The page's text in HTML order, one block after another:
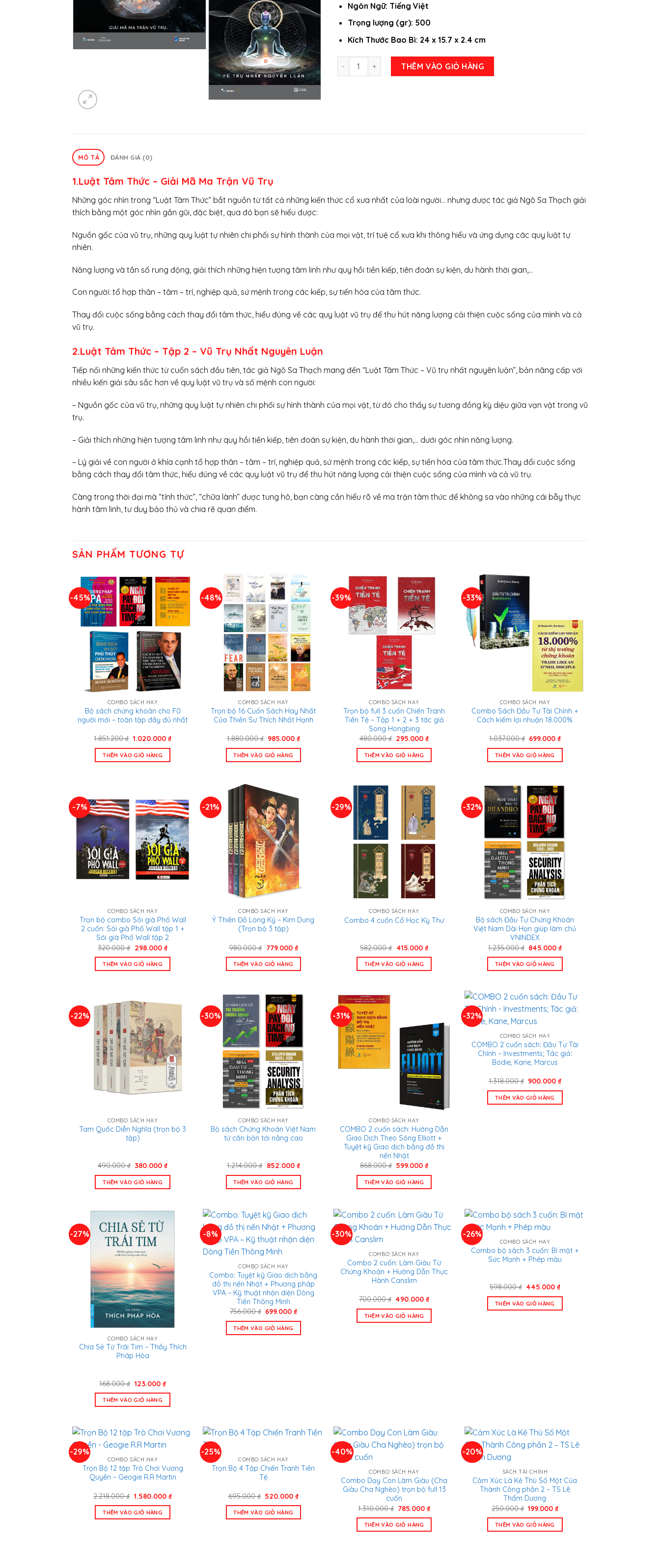
Ngôn Ngữ: Tiếng Việt
Trọng lượng (gr): 500
Kích Thước Bao Bì: 24 x 15.7 x 2.4 cm
Sách - Combo: Luật Tâm Thức (Tập 1+2) số lượng
THÊM VÀO GIỎ HÀNG
MÔ TẢ ĐÁNH GIÁ (0)
1.Luật Tâm Thức – Giải Mã Ma Trận Vũ Trụ
Những góc nhìn trong “Luật Tâm Thức” bắt nguồn từ tất cả những kiến thức cổ xưa nhất của loài người… nhưng được tác giả Ngô Sa Thạch giải
thích bằng một góc nhìn gần gũi, đặc biệt, qua đó bạn sẽ hiểu được:
Nguồn gốc của vũ trụ, những quy luật tự nhiên chi phối sự hình thành của mọi vật, trí tuệ cổ xưa khi thông hiểu và ứng dụng các quy luật tự
nhiên.
Năng lượng và tần số rung động, giải thích những hiện tượng tâm linh như quy hồi tiền kiếp, tiên đoán sự kiện, du hành thời gian,…
Con người: tổ hợp thân – tâm – trí, nghiệp quả, sứ mệnh trong các kiếp, sự tiến hóa của tâm thức.
Thay đổi cuộc sống bằng cách thay đổi tâm thức, hiểu đúng về các quy luật vũ trụ để thu hút năng lượng cải thiện cuộc sống của mình và cả
vũ trụ.
2.Luật Tâm Thức – Tập 2 – Vũ Trụ Nhất Nguyên Luận
Tiếp nối những kiến thức từ cuốn sách đầu tiên, tác giả Ngô Sa Thạch mang đến “Luật Tâm Thức – Vũ trụ nhất nguyên luận”, bản nâng cấp với
nhiều kiến giải sâu sắc hơn về quy luật vũ trụ và số mệnh con người:
– Nguồn gốc của vũ trụ, những quy luật tự nhiên chi phối sự hình thành của mọi vật, từ đó cho thấy sự tương đồng kỳ diệu giữa vạn vật trong vũ
trụ.
– Giải thích những hiện tượng tâm linh như quy hồi tiền kiếp, tiên đoán sự kiện, du hành thời gian,… dưới góc nhìn năng lượng.
– Lý giải về con người ở khía cạnh tổ hợp thân – tâm – trí, nghiệp quả, sứ mệnh trong các kiếp, sự tiến hóa của tâm thức.Thay đổi cuộc sống
bằng cách thay đổi tâm thức, hiểu đúng về các quy luật vũ trụ để thu hút năng lượng cải thiện cuộc sống của mình và cả vũ trụ.
Càng trong thời đại mà “tỉnh thức”, “chữa lành” được tung hô, bạn càng cần hiểu rõ về ma trận tâm thức để không sa vào những cái bẫy thực
hành tâm linh, tư duy bảo thủ và chia rẽ quan điểm.
SẢN PHẨM TƯƠNG TỰ
-45%
COMBO SÁCH HAY
Bộ sách chứng khoán cho F0
người mới – toàn tập đầy đủ nhất
1.851.200₫ Giá
là:
1.851.200 ₫.
1.020.000 ₫Giá
THÊM VÀO GIỎ HÀNG
-48%
COMBO SÁCH HAY
Trọn bộ 16 Cuốn Sách Hay Nhất
Của Thiền Sư Thích Nhất Hạnh
1.880.000₫ Giá
là:
1.880.000 ₫.
985.000₫Giá
tại
THÊM VÀO GIỎ HÀNG
-39%
COMBO SÁCH HAY
Trọn bộ full 3 cuốn Chiến Tranh
Tiền Tệ – Tập 1 + 2 + 3 tác giả
Song Hongbing
480.000₫ Giá
là:
480.000 ₫.
295.000₫Giá
tại
THÊM VÀO GIỎ HÀNG
-33%
COMBO SÁCH HAY
Combo Sách Đầu Tư Tài Chính +
Cách kiếm lợi nhuận 18.000%
1.037.000₫ Giá
là:
1.037.000 ₫.
699.000₫Giá
THÊM VÀO GIỎ HÀNG
-7%
COMBO SÁCH HAY
Trọn bộ combo Sói già Phố Wall
2 cuốn: Sói già Phố Wall tập 1 +
Sói già Phố Wall tập 2
320.000₫ Giá
là:
320.000 ₫.
298.000 ₫Giá
là:
THÊM VÀO GIỎ HÀNG
-21%
COMBO SÁCH HAY
Ỷ Thiên Đồ Long Ký – Kim Dung
(Trọn bộ 3 tập)
980.000₫ Giá
là:
980.000 ₫.
779.000 ₫Giá
là:
THÊM VÀO GIỎ HÀNG
-29%
COMBO SÁCH HAY
Combo 4 cuốn Cổ Học Kỳ Thư
582.000₫ Giá
là:
582.000 ₫.
415.000 ₫Giá
là:
THÊM VÀO GIỎ HÀNG
-32%
COMBO SÁCH HAY
Bộ sách Đầu Tư Chứng Khoán
Việt Nam Dài Hạn giúp làm chủ
VNINDEX
1.235.000₫ Giá
là:
1.235.000 ₫.
845.000₫Giá
là:
THÊM VÀO GIỎ HÀNG
-22%
COMBO SÁCH HAY
Tam Quốc Diễn Nghĩa (trọn bộ 3
tập)
490.000₫ Giá
là:
490.000 ₫.
380.000₫Giá
tại
THÊM VÀO GIỎ HÀNG
-30%
COMBO SÁCH HAY
Bộ sách Chứng Khoán Việt Nam
từ căn bản tới nâng cao
1.214.000₫ Giá
là:
1.214.000 ₫.
852.000 ₫Giá
tại
THÊM VÀO GIỎ HÀNG
-31%
COMBO SÁCH HAY
COMBO 2 cuốn sách: Hướng Dẫn
Giao Dịch Theo Sóng Elliott +
Tuyệt kỹ Giao dịch bằng đồ thị
nến Nhật
868.000₫ Giá
là:
868.000 ₫.
599.000₫Giá
THÊM VÀO GIỎ HÀNG
-32%
COMBO SÁCH HAY
COMBO 2 cuốn sách: Đầu Tư Tài
Chính – Investments; Tác giả:
Bodie, Kane, Marcus
1.318.000₫ Giá
là:
1.318.000 ₫.
900.000₫Giá
THÊM VÀO GIỎ HÀNG
-27%
COMBO SÁCH HAY
Chia Sẻ Từ Trái Tim – Thầy Thích
Pháp Hòa
168.000₫ Giá
là:
168.000 ₫.
123.000 ₫Giá
là:
THÊM VÀO GIỎ HÀNG
-8%
COMBO SÁCH HAY
Combo: Tuyệt kỹ Giao dịch bằng
đồ thị nến Nhật + Phương pháp
VPA – Kỹ thuật nhận diện Dòng
Tiền Thông Minh
756.000₫ Giá
là:
756.000 ₫.
699.000₫Giá
tại
THÊM VÀO GIỎ HÀNG
-30%
COMBO SÁCH HAY
Combo 2 cuốn: Làm Giàu Từ
Chứng Khoán + Hướng Dẫn Thực
Hành Canslim
700.000₫ Giá
là:
700.000 ₫.
490.000₫Giá
tại
THÊM VÀO GIỎ HÀNG
-26%
COMBO SÁCH HAY
Combo bộ sách 3 cuốn: Bí mật +
Sức Mạnh + Phép màu
598.000₫ Giá
là:
598.000 ₫.
445.000₫Giá
tại
THÊM VÀO GIỎ HÀNG
-29%
COMBO SÁCH HAY
Trọn Bộ 12 tập Trò Chơi Vương
Quyền – Geogie R.R Martin
2.218.000₫ Giá
là:
2.218.000 ₫.
1.580.000 ₫Giá
THÊM VÀO GIỎ HÀNG
-25%
COMBO SÁCH HAY
Trọn Bộ 4 Tập Chiến Tranh Tiền
Tệ
695.000₫ Giá
là:
695.000 ₫.
520.000₫Giá
THÊM VÀO GIỎ HÀNG
-40%
COMBO SÁCH HAY
Combo Dạy Con Làm Giàu (Cha
Giàu Cha Nghèo) trọn bộ full 13
cuốn
1.310.000₫ Giá
là:
1.310.000 ₫.
785.000₫Giá
THÊM VÀO GIỎ HÀNG
-20%
SÁCH TÀI CHÍNH
Cảm Xúc Là Kẻ Thù Số Một Của
Thành Công phần 2 – TS Lê
Thẩm Dương
250.000₫ Giá
là:
250.000 ₫.
199.000₫Giá
THÊM VÀO GIỎ HÀNG